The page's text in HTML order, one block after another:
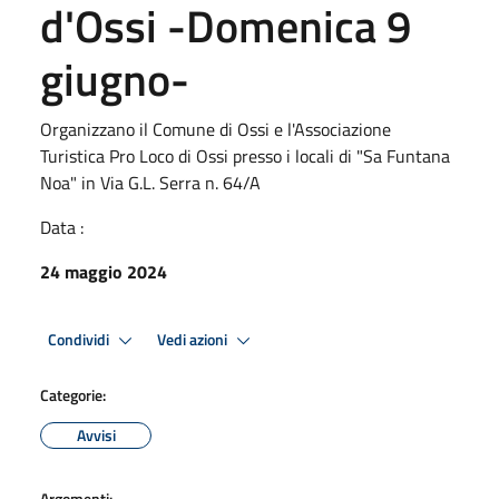
d'Ossi -Domenica 9
giugno-
Organizzano il Comune di Ossi e l'Associazione
Turistica Pro Loco di Ossi presso i locali di "Sa Funtana
Noa" in Via G.L. Serra n. 64/A
Data :
24 maggio 2024
Condividi Vedi azioni
Categorie:
Avvisi